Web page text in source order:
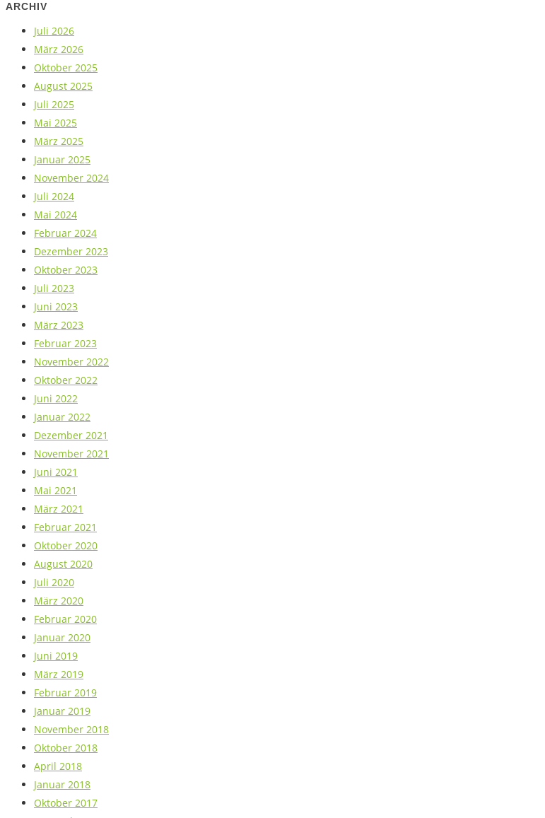
ARCHIV
Juli 2026
März 2026
Oktober 2025
August 2025
Juli 2025
Mai 2025
März 2025
Januar 2025
November 2024
Juli 2024
Mai 2024
Februar 2024
Dezember 2023
Oktober 2023
Juli 2023
Juni 2023
März 2023
Februar 2023
November 2022
Oktober 2022
Juni 2022
Januar 2022
Dezember 2021
November 2021
Juni 2021
Mai 2021
März 2021
Februar 2021
Oktober 2020
August 2020
Juli 2020
März 2020
Februar 2020
Januar 2020
Juni 2019
März 2019
Februar 2019
Januar 2019
November 2018
Oktober 2018
April 2018
Januar 2018
Oktober 2017